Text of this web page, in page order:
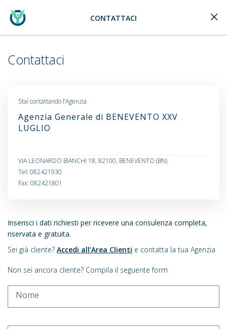
Generali Logo CONTATTACI
Contattaci
Inserisci i dati richiesti per ricevere una consulenza completa,
riservata e gratuita.
Sei già cliente? Accedi all’Area Clienti e contatta la tua Agenzia
Non sei ancora cliente? Compila il seguente form
Nome
Stai contattando l’Agenzia
Agenzia Generale di BENEVENTO XXV
LUGLIO
VIA LEONARDO BIANCHI 18, 82100, BENEVENTO (BN)
Tel: 082421930
Fax: 082421801